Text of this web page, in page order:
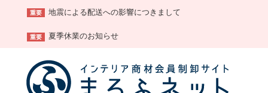
重要 地震による配送への影響につきまして
重要 夏季休業のお知らせ